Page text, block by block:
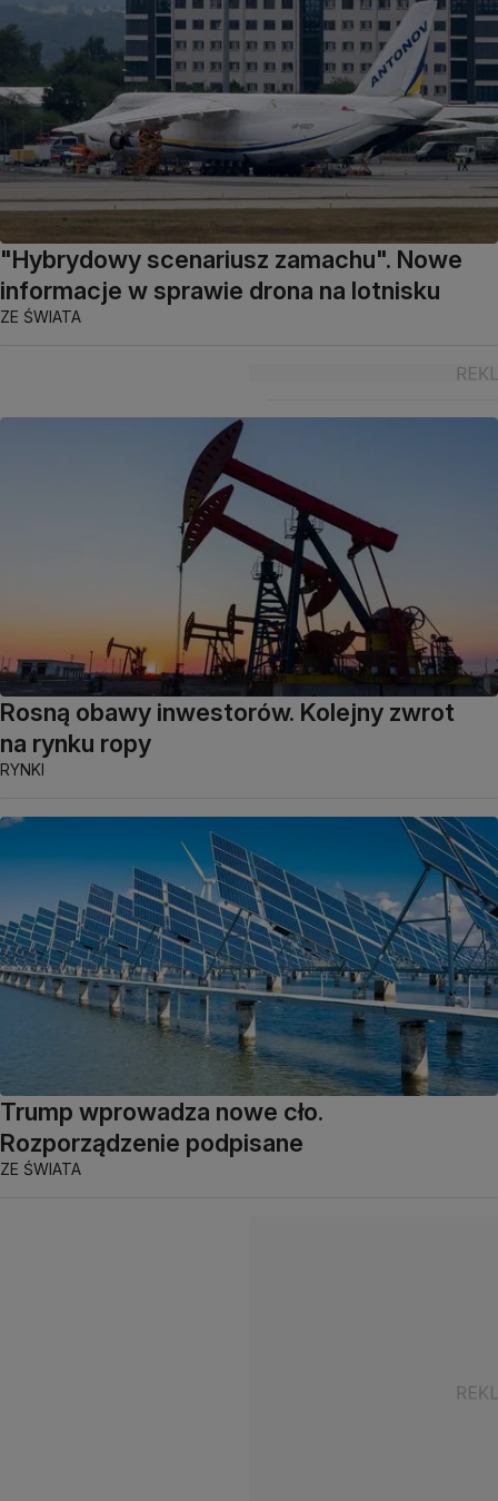
"Hybrydowy scenariusz zamachu". Nowe
informacje w sprawie drona na lotnisku
ZE ŚWIATA
Rosną obawy inwestorów. Kolejny zwrot
na rynku ropy
RYNKI
Trump wprowadza nowe cło.
Rozporządzenie podpisane
ZE ŚWIATA